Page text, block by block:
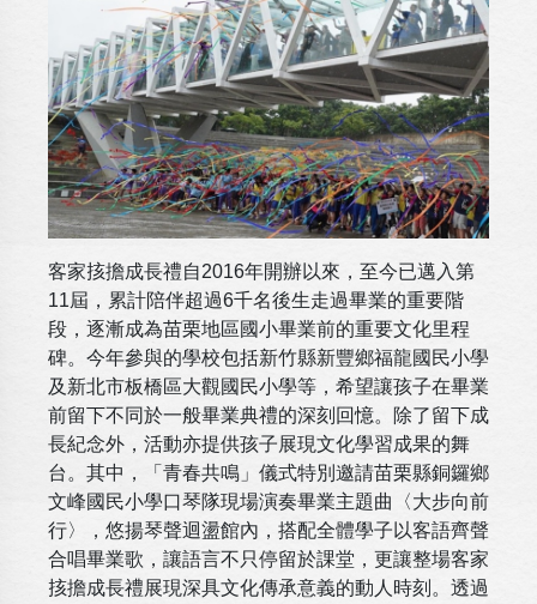
客家㧡擔成長禮自2016年開辦以來，至今已邁入第
11屆，累計陪伴超過6千名後生走過畢業的重要階
段，逐漸成為苗栗地區國小畢業前的重要文化里程
碑。今年參與的學校包括新竹縣新豐鄉福龍國民小學
及新北市板橋區大觀國民小學等，希望讓孩子在畢業
前留下不同於一般畢業典禮的深刻回憶。除了留下成
長紀念外，活動亦提供孩子展現文化學習成果的舞
台。其中，「青春共鳴」儀式特別邀請苗栗縣銅鑼鄉
文峰國民小學口琴隊現場演奏畢業主題曲〈大步向前
行〉，悠揚琴聲迴盪館內，搭配全體學子以客語齊聲
合唱畢業歌，讓語言不只停留於課堂，更讓整場客家
㧡擔成長禮展現深具文化傳承意義的動人時刻。透過